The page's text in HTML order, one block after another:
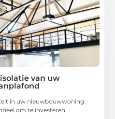
van uw
in uw nieuwbouwwoning
om te investeren